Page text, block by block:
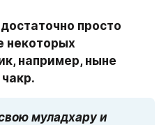
просто
некоторых
например, ныне
муладхару и